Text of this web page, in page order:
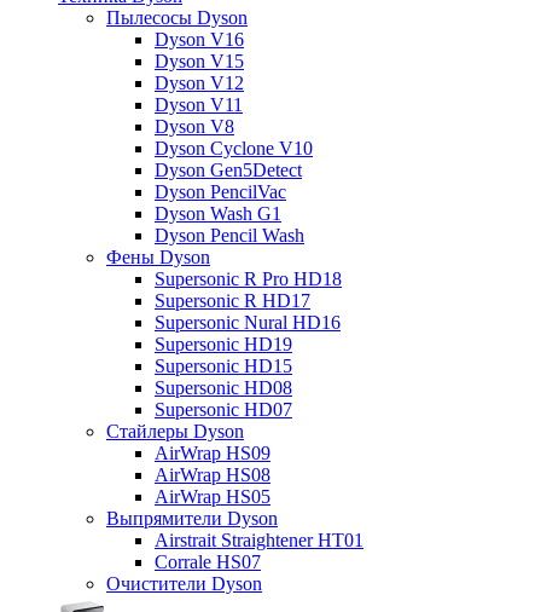
Пылесосы Dyson
Dyson V16
Dyson V15
Dyson V12
Dyson V11
Dyson V8
Dyson Cyclone V10
Dyson Gen5Detect
Dyson PencilVac
Dyson Wash G1
Dyson Pencil Wash
Фены Dyson
Supersonic R Pro HD18
Supersonic R HD17
Supersonic Nural HD16
Supersonic HD19
Supersonic HD15
Supersonic HD08
Supersonic HD07
Стайлеры Dyson
AirWrap HS09
AirWrap HS08
AirWrap HS05
Выпрямители Dyson
Airstrait Straightener HT01
Corrale HS07
Очистители Dyson